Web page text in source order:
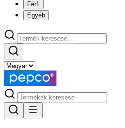
Férfi
Egyéb